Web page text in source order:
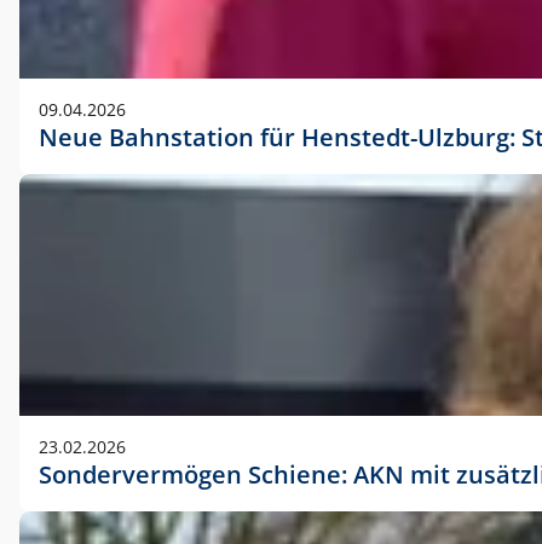
09.04.2026
Neue Bahnstation für Henstedt-Ulzburg:
23.02.2026
Sondervermögen Schiene: AKN mit